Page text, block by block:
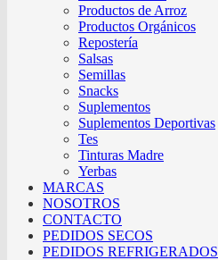
Productos de Arroz
Productos Orgánicos
Repostería
Salsas
Semillas
Snacks
Suplementos
Suplementos Deportivas
Tes
Tinturas Madre
Yerbas
MARCAS
NOSOTROS
CONTACTO
PEDIDOS SECOS
PEDIDOS REFRIGERADOS